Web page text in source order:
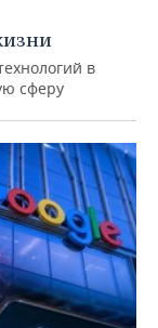
в
сферу